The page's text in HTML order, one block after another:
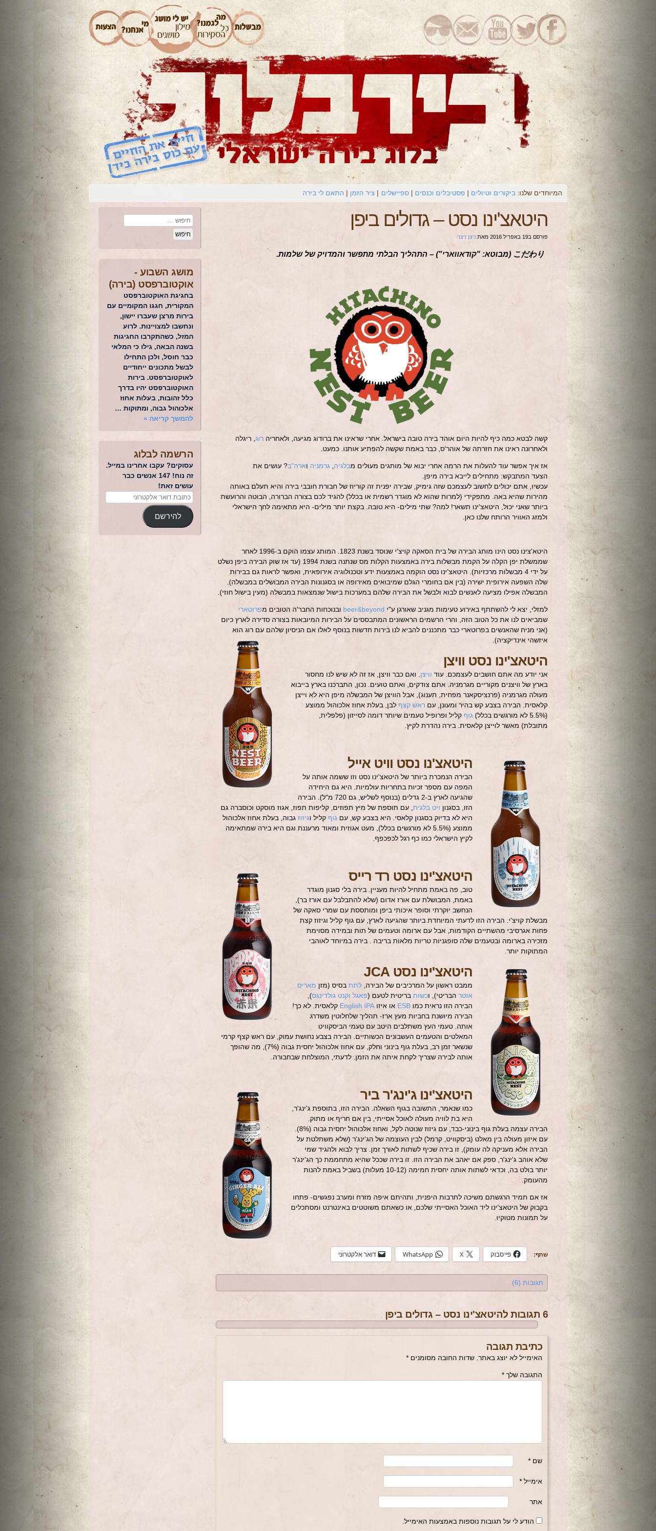
המיוחדים שלנו: ביקורים וטיולים פסטיבלים וכנסים ספיישלים ציר הזמן התאם לי בירה
היטאצ'ינו נסט – גדולים ביפן
פורסם ב19 באפריל 2016 מאת ניצן זיצר
こだわり (מבוטא: "קודאווארי") – התהליך הבלתי מתפשר והמדויק של שלמות.
קשה לבטא כמה כיף להיות היום אוהד בירה טובה בישראל. אחרי שראינו את ברודוג מגיעה, ולאחריה רוג , ריגלה
ולאחרונה ראינו את חזרתה של אוהר'ס, כבר באמת שקשה להפתיע אותנו. כמעט.
אז איך אפשר עוד להעלות את הרמה אחרי יבוא של מותגים מעולים מבלגיה גרמניה וארה"ב? עושים את
הצעד המתבקש: מתחילים לייבא בירה מיפן.
עכשיו, אתם יכולים לחשוב לעצמכם שזה גימיק, שבירה יפנית זה קוריוז של חבורת חובבי בירה והיא תעלם באותה
מהירות שהיא באה. מתפקידי (למרות שהוא לא מוגדר רשמית או בכלל) להגיד לכם בצורה הברורה, הבוטה והרועשת
ביותר שאני יכול, היטאצ'ינו תשאר! למה? שתי מילים- היא טובה. בקצת יותר מילים- היא מתאימה לחך הישראלי
ולמזג האוויר הרותח שלנו כאן.
היטא'צינו נסט הינו מותג הבירה של בית הסאקה קויצ'י שנוסד בשנת 1823. המותג עצמו הוקם ב-1996 לאחר
שממשלת יפן הקלה על הקמת מבשלות בירה באמצעות הקלות מס שנתנה בשנת 1994 (עד אז שוק הבירה ביפן נשלט
על ידי 4 מבשלות מרכזיות). היטאצ'ינו נסט הוקמה באמצעות ידע וטכנולוגיה אירופאית, ואפשר לראות גם בבירות
שלה השפעה אירופית ישירה (בין אם בחומרי הגלם שמיבואים מאירופה או בסגנונות הבירה המבושלים במבשלה).
המבשלה אפילו מציעה לאנשים לבוא ולבשל את הבירה שלהם במערכות בישול שנמצאות במבשלה (מעין בישול חוזי).
למזלי, יצא לי להשתתף באירוע טעימות מגניב שאורגן ע"י beer&beyond ובנוכחות החבר'ה הטובים מפרוטארי
שמביאים לנו את כל הטוב הזה, והרי הרשמים הראשונים המתבססים על הבירות המיובאות בצורה סדירה לארץ כיום
(אני מניח שהאנשים בפרוטארי כבר מתכננים להביא לנו בירות חדשות בנוסף לאלו אם הניסיון שלהם עם רוג הוא
איזשהי אינדיקציה).
היטאצ'ינו נסט וויצן
אני יודע מה אתם חושבים לעצמכם. עוד וויצן . ואם כבר וויצן, אז זה לא שיש לנו מחסור
בארץ של וויצנים מקוריים מגרמניה. אתם צודקים, ואתם טועים. נכון, התברכנו בארץ בייבוא
מעולה מגרמניה (פרנציסקאנר מפחית, תענוג), אבל הוויצן של המבשלה מיפן היא לא וייצן
קלאסית. הבירה בצבע קש בהיר ומעונן, עם ראש קצף לבן, בעלת אחוז אלכוהול ממוצע
(5.5% לא מורגשים בכלל)
גוף קליל ופרופיל טעמים שיותר דומה לסייזון (פלפלית,
מתובלת) מאשר לוייצן קלאסית. בירה נהדרת לקיץ.
היטאצ'נו נסט וויט אייל
הבירה הנמכרת ביותר של היטאצ'ינו נסט וזו ששמה אותה על
המפה עם מספר זכיות בתחריות עולמיות. היא גם היחידה
שהגיעה לארץ ב-2 גדלים (בנוסף לשליש, גם 720 מ"ל). הבירה
הזו, בסגנון ויט בלגית , עם תוספת של מיץ תפוזים, קליפות תפוז, אגוז מוסקט וכוסברה גם
היא לא בדיוק בסגנון קלאסי. היא בצבע קש, עם גוף קליל וגיזוז גבוה, בעלת אחוז אלכוהול
ממוצע (5.5% לא מורגשים בכלל), מעט אגוזית ומאוד מרעננת וגם היא בירה שמתאימה
לקיץ הישראלי כמו כף רגל לכפכפף.
היטאצ'ינו נסט רד רייס
טוב, פה באמת מתחיל להיות מעניין. בירה בלי סגנון מוגדר
באמת, המבושלת עם אורז אדום (שלא להתבלבל עם אורז בר),
הנחשב יוקרתי וסופר איכותי ביפן ומותססת עם שמרי סאקה של
מבשלת קויצ'י. הבירה הזו לדעתי המיוחדת ביותר שהגיעה לארץ, עם גוף קליל וגיזוז קצת
פחות אגרסיבי מהשתיים הקודמות, אבל עם ארומה וטעמים של תות ובמידה מסוימת
מזכירה בארומה ובטעמים שלה סופגניות טריות מלאות בריבה . בירה במיוחד לאוהבי
המתוקות יותר.
היטאצ'ינו נסט JCA
ממבט ראשון על המרכיבים של הבירה, לתת בסיס (מזן מאריס
אוטר הבריטי), וכשות בריטית לטעם (פאגל וקנט גולדינגס),
הבירה הזו נראית כמו ESB או איזו English IPA קלאסית. לא כך!
הבירה מיושנת בחביות מעץ ארז- תהליך שלחלוטין משדרג
אותה. טעמי העץ משתלבים היטב עם טעמי הביסקוויט
המאלטים והטעמים העשבונים הכשותיים. הבירה בצבע נחושת עמוק, עם ראש קצף קרמי
שנשאר זמן רב, בעלת גוף בינוני וחלק, עם אחוז אלכוהול יחסית גבוה (7%), מה שהופך
אותה לבירה שצריך לקחת איתה את הזמן. לדעתי, המוצלחת שבחבורה.
היטאצ'ינו ג'ינג'ר ביר
כמו שנאמר, התשובה בגוף השאלה. הבירה הזו, בתוספת ג'ינג'ר,
היא בת לוויה מעולה לאוכל אסייתי, בין אם חריף או מתוק.
הבירה עצמה בעלת גוף בינוני-כבד, עם גיזוז שנוטה לקל, ואחוז אלכוהול יחסית גבוה (8%).
עם איזון מעולה בין מאלט (ביסקוויט, קרמל) לבין העוצמה של הג'ינג'ר (שלא משתלטת על
הבירה אלא מעניקה לה עומק), זו בירה שכיף לשתות לאורך זמן. צריך לבוא ולהגיד שמי
שלא אוהב ג'ינג'ר, ספק אם יאהב את הבירה הזו. זו בירה שככל שהיא מתחממת כך הג'ינג'ר
יותר בולט בה, וכדאי לשתות אותה יחסית חמימה (10-12 מעלות) בשביל באמת להנות
מהעומק.
אז אם תמיד הרגשתם משיכה לתרבות היפנית, ותהיתם איפה מזרח ומערב נפגשים- פתחו
בקבוק של היטאצ'ינו ליד האוכל האסייתי שלכם, או כשאתם משוטטים באינטרנט ומסתכלים
על תמונות מטוקיו.
שתף: פייסבוק X
WhatsApp דואר אלקטרוני
תגובות (6)
6 תגובות להיטאצ'ינו נסט – גדולים ביפן
כתיבת תגובה
האימייל לא יוצג באתר. שדות החובה מסומנים *
התגובה שלך *
שם *
אימייל *
אתר
הודע לי על תגובות נוספות באמצעות האימייל.
מושג השבוע -
אוקטוברפסט (בירה)
בחגיגת האוקטוברפסט
המקורית, חגגו המקומיים עם
בירות מרצן שעברו יישון,
ונחשבו למצויינות. לרוע
המזל, כשהתקרבו החגיגות
בשנה הבאה, גילו כי המלאי
כבר חוסל, ולכן התחילו
לבשל מתכונים ייחודיים
לאוקטוברפסט. בירות
האוקטוברפסט יהיו בדרך
כלל זהובות, בעלות אחוז
אלכוהול גבוה, ומתוקות …
להמשך קריאה »
הרשמה לבלוג
עסוקים? עקבו אחרינו במייל.
זה נוח! 147 אנשים כבר
עושים זאת!
להירשם